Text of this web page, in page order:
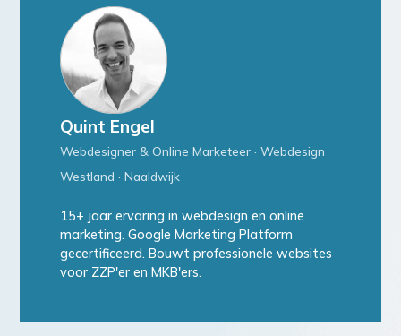
Quint Engel
Webdesigner & Online Marketeer · Webdesign
Westland · Naaldwijk
15+ jaar ervaring in webdesign en online
marketing. Google Marketing Platform
gecertificeerd. Bouwt professionele websites
voor ZZP'er en MKB'ers.